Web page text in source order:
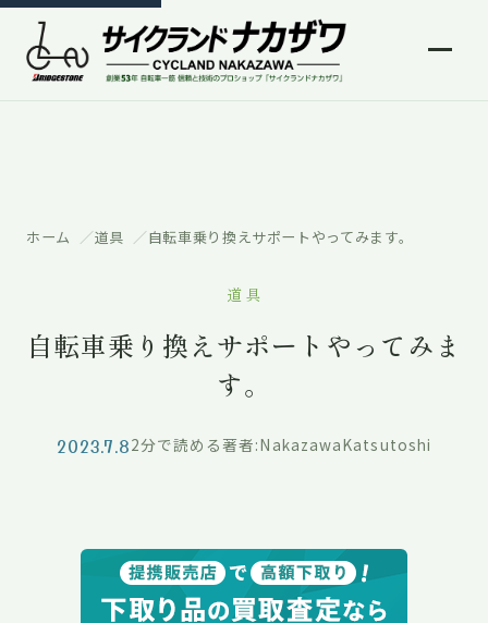
ホーム 道具 自転車乗り換えサポートやってみます。
道具
自転車乗り換えサポートやってみま
す。
2023.7.82分で読める著者:NakazawaKatsutoshi